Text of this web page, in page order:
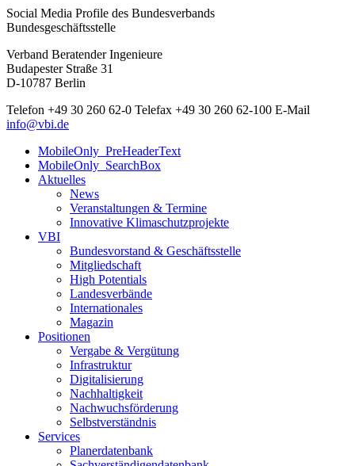
Social Media Profile des Bundesverbands
Bundesgeschäftsstelle
Verband Beratender Ingenieure
Budapester Straße 31
D-10787 Berlin
Telefon +49 30 260 62-0 Telefax +49 30 260 62-100 E-Mail
info@vbi.de
MobileOnly_PreHeaderText
MobileOnly_SearchBox
Aktuelles
News
Veranstaltungen & Termine
Innovative Klimaschutzprojekte
VBI
Bundesvorstand & Geschäftsstelle
Mitgliedschaft
High Potentials
Landesverbände
Internationales
Magazin
Positionen
Vergabe & Vergütung
Infrastruktur
Digitalisierung
Nachhaltigkeit
Nachwuchsförderung
Selbstverständnis
Services
Planerdatenbank